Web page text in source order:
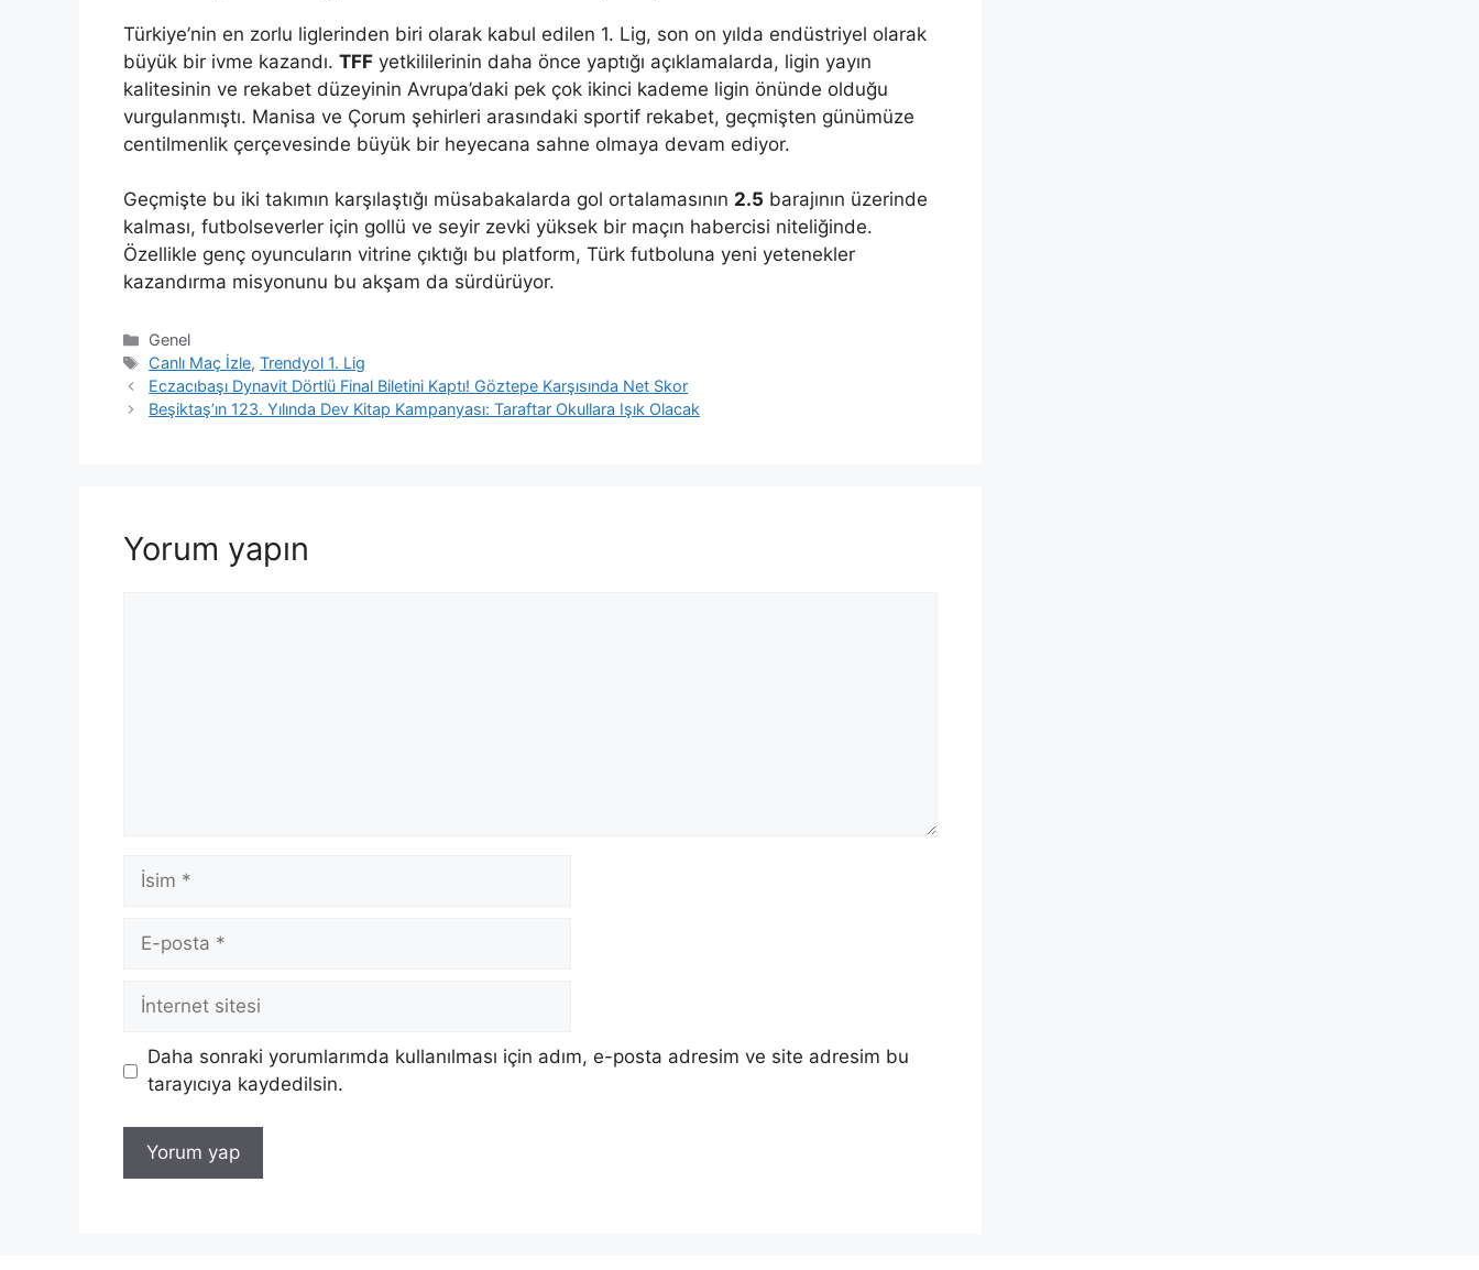
Türkiye’nin en zorlu liglerinden biri olarak kabul edilen 1. Lig, son on yılda endüstriyel olarak
büyük bir ivme kazandı. TFF yetkililerinin daha önce yaptığı açıklamalarda, ligin yayın
kalitesinin ve rekabet düzeyinin Avrupa’daki pek çok ikinci kademe ligin önünde olduğu
vurgulanmıştı. Manisa ve Çorum şehirleri arasındaki sportif rekabet, geçmişten günümüze
centilmenlik çerçevesinde büyük bir heyecana sahne olmaya devam ediyor.
Geçmişte bu iki takımın karşılaştığı müsabakalarda gol ortalamasının 2.5 barajının üzerinde
kalması, futbolseverler için gollü ve seyir zevki yüksek bir maçın habercisi niteliğinde.
Özellikle genç oyuncuların vitrine çıktığı bu platform, Türk futboluna yeni yetenekler
kazandırma misyonunu bu akşam da sürdürüyor.
Kategoriler
Genel
Etiketler
Canlı Maç İzle,Trendyol 1. Lig
Eczacıbaşı Dynavit Dörtlü Final Biletini Kaptı! Göztepe Karşısında Net Skor
Beşiktaş’ın 123. Yılında Dev Kitap Kampanyası: Taraftar Okullara Işık Olacak
Yorum yapın
İsim
posta
İnternet
Daha sonraki yorumlarımda kullanılması için adım, e-posta adresim ve site adresim bu
tarayıcıya kaydedilsin.